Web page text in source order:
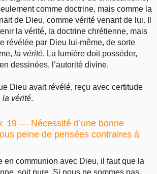
comme doctrine, mais comme la
de Dieu, comme vérité venant de lui. Il
la vérité, la doctrine chrétienne, mais
révélée par Dieu lui-même, de sorte
la vérité. La lumière doit posséder,
dessinées, l’autorité divine.
Dieu avait révélé, reçu avec certitude
la vérité.
19 — Nécessité d’une bonne
peine de pensées contraires à
en communion avec Dieu, il faut que la
soit pure. Si nous ne sommes pas